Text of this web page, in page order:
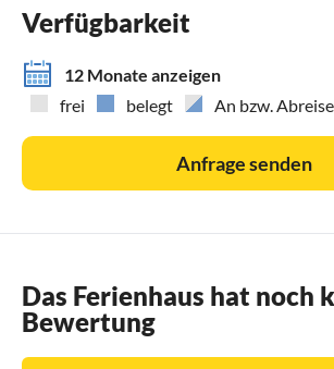
Verfügbarkeit
12 Monate anzeigen
frei
belegt An bzw.
Anfrage senden
Das Ferienhaus hat noch
Bewertung